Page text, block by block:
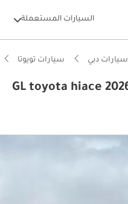
السيارات المستعملة
سيارات دبي سيارات تويوتا